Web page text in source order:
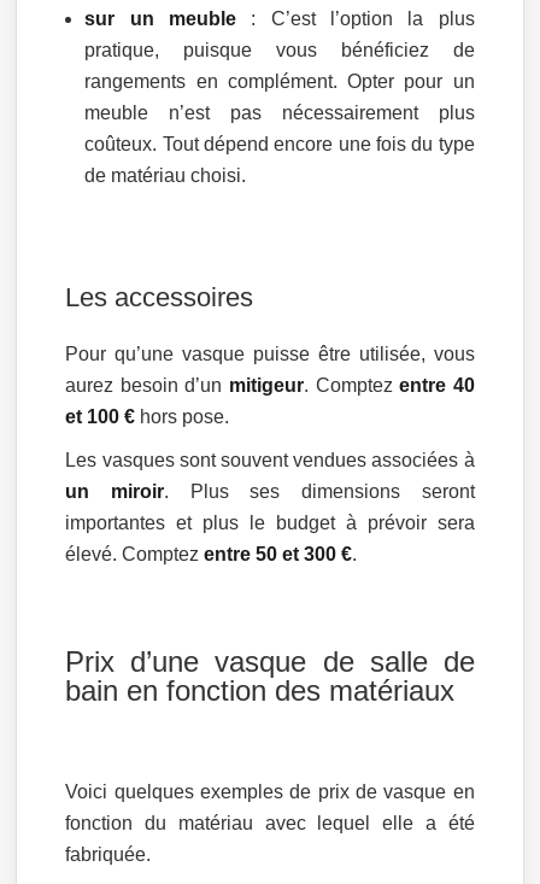
sur un meuble : C’est l’option la plus
pratique, puisque vous bénéficiez de
rangements en complément. Opter pour un
meuble n’est pas nécessairement plus
coûteux. Tout dépend encore une fois du type
de matériau choisi.
Les accessoires
Pour qu’une vasque puisse être utilisée, vous
aurez besoin d’un mitigeur. Comptezentre 40
et 100 € hors pose.
Les vasques sont souvent vendues associées à
un miroir. Plus ses dimensions seront
importantes et plus le budget à prévoir sera
élevé. Comptezentre 50 et 300 €.
Prix d’une vasque de salle de
bain en fonction des matériaux
Voici quelques exemples de prix de vasque en
fonction du matériau avec lequel elle a été
fabriquée.